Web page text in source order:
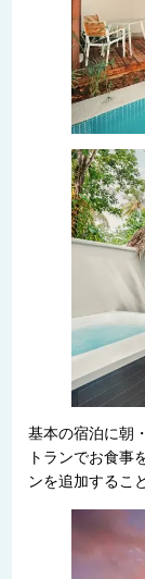
基本の宿泊に朝
トランでお食事
ンを追加するこ